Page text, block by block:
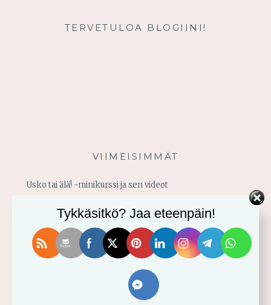
TERVETULOA BLOGIINI!
VIIMEISIMMÄT
Usko tai älä! -minikurssi ja sen videot
Vahvistu armosta!
Älä yritä omin voimin
Tykkäsitkö? Jaa eteenpäin!